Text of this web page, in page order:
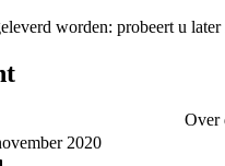
worden: probeert u later
Over
2020